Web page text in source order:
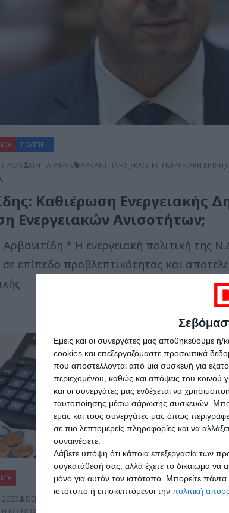
Εμείς και οι συνεργάτες μας αποθηκεύουμε
cookies και επεξεργαζόμαστε προσωπικά
που αποστέλλονται από μια συσκευή για
περιεχομένου, καθώς και απόψεις του κοινού
και οι συνεργάτες μας ενδέχεται να
ταυτοποίησης μέσω σάρωσης συσκευών.
εμάς και τους συνεργάτες μας όπως
σε πιο λεπτομερείς πληροφορίες και να
συναινέσετε.
Λάβετε υπόψη ότι κάποια επεξεργασία των
συγκατάθεσή σας, αλλά έχετε το δικαίωμα να
μόνο για αυτόν τον ιστότοπο. Μπορείτε πάντα
ιστότοπο ή επισκεπτόμενοι την πολιτική
ΠΟΛΙΤΙΚΗ
2023 DELTA PRESS ΑΡΒΑΝΙΤΙΔΗΣ,ΕΚΛΟΓΕΣ,ΕΝΕΡΓΕΙΑΚΗ ΚΡΙΣΗ,
Καθιέρωση Ενεργειακής
Ενεργειακών Ανισοτήτων;
* Η ενεργειακή πολιτική της
επίπεδο προβλεπτικότητας και
DELTA PRESS